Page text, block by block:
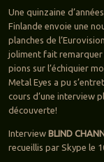
Une quinzaine
Finlande envoie une
planches de
joliment fait remarquer
pions sur l’échiquier
Metal Eyes a pu
cours d’une interview
découverte!
Interview BLIND
recueillis par Skype le